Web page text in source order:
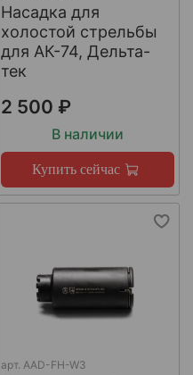
Насадка для
холостой стрельбы
для АК-74, Дельта-
тек
2 500 ₽
В наличии
Купить сейчас
арт. AAD-FH-W3